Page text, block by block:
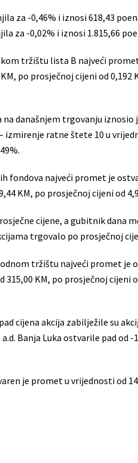
za -0,46% i iznosi 618,43
za -0,02% i iznosi 1.815,66
tržištu lista B najveći
po prosječnoj cijeni od
današnjem trgovanju iznosio
izmirenje ratne štete 10 u
fondova najveći promet je
KM, po prosječnoj cijeni od
cijene, a gubitnik dana
trgovalo po prosječnoj
tržištu najveći promet je
KM, po prosječnoj cijeni
cijena akcija zabilježile su
Banja Luka ostvarile pad od
je promet u vrijednosti od